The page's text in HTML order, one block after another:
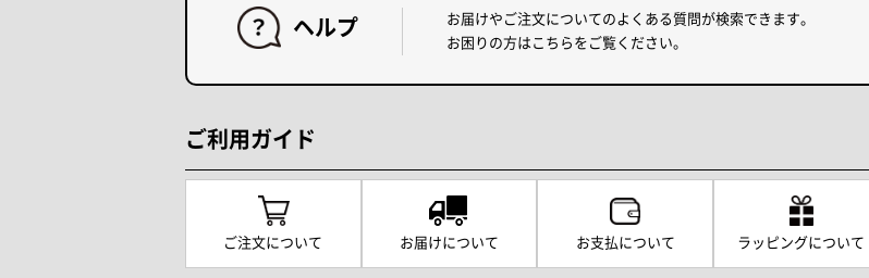
ヘルプ
お届けやご注文についてのよくある質問が検索できます。
お困りの方はこちらをご覧ください。
ご利用ガイド
ご注文について お届けについて お支払について ラッピングについて